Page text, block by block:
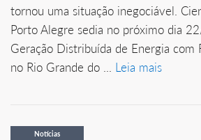
tornou uma situação inegociável.
Porto Alegre sedia no próximo dia
Geração Distribuída de Energia com
no Rio Grande do ... Leia mais
Notícias